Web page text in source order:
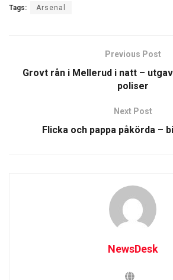
Tags: Arsenal
Previous Post
Grovt rån i Mellerud i natt –
poliser
Next Post
Flicka och pappa påkörda –
NewsDesk